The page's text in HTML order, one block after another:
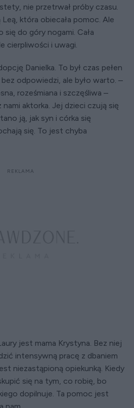
nie przetrwał próby czasu.
która obiecała pomoc. Ale
się do góry nogami. Cała
cierpliwości i uwagi.
Danielka. To był czas pełen
odpowiedzi, ale było warto. –
roześmiana i szczęśliwa –
aktorka. Jej dzieci czują się
ją, jak syn i córka się
się. To jest chyba
jest mama Krystyna. Bez niej
intensywną pracę z dbaniem
niezastąpioną opiekunką. Kiedy
się na tym, co robię, bo
dopilnuje. Ta pomoc jest